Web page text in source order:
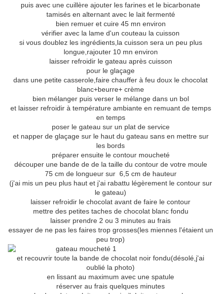
puis avec une cuillère ajouter les farines et le bicarbonate
tamisés en alternant avec le lait fermenté
bien remuer et cuire 45 mn environ
vérifier avec la lame d'un couteau la cuisson
si vous doublez les ingrédients,la cuisson sera un peu plus
longue,rajouter 10 mn environ
laisser refroidir le gateau après cuisson
pour le glaçage
dans une petite casserole,faire chauffer à feu doux le chocolat
blanc+beurre+ crème
bien mélanger puis verser le mélange dans un bol
et laisser refroidir à température ambiante en remuant de temps
en temps
poser le gateau sur un plat de service
et napper de glaçage sur le haut du gateau sans en mettre sur
les bords
préparer ensuite le contour moucheté
découper une bande de de la taille du contour de votre moule
75 cm de longueur sur 6,5 cm de hauteur
(j'ai mis un peu plus haut et j'ai rabattu légèrement le contour sur
le gateau)
laisser refroidir le chocolat avant de faire le contour
mettre des petites taches de chocolat blanc fondu
laisser prendre 2 ou 3 minutes au frais
essayer de ne pas les faires trop grosses(les miennes l'étaient un
peu trop)
et recouvrir toute la bande de chocolat noir fondu(désolé,j'ai
oublié la photo)
en lissant au maximum avec une spatule
réserver au frais quelques minutes